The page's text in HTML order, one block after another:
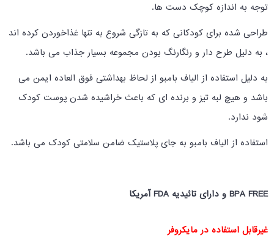
توجه به اندازه کوچک دست ها.
طراحی شده برای کودکانی که به تازگی شروع به تنها غذاخوردن کرده اند
، به دلیل طرح دار و رنگارنگ بودن مجموعه بسیار جذاب می باشد.
به دلیل استفاده از الیاف بامبو از لحاظ بهداشتی فوق العاده ایمن می
باشد و هیچ لبه تیز و برنده ای که باعث خراشیده شدن پوست کودک
شود ندارد.
استفاده از الیاف بامبو به جای پلاستیک ضامن سلامتی کودک می باشد.
BPA FREE و دارای تائیدیه FDA آمریکا
غیرقابل استفاده در مایکروفر